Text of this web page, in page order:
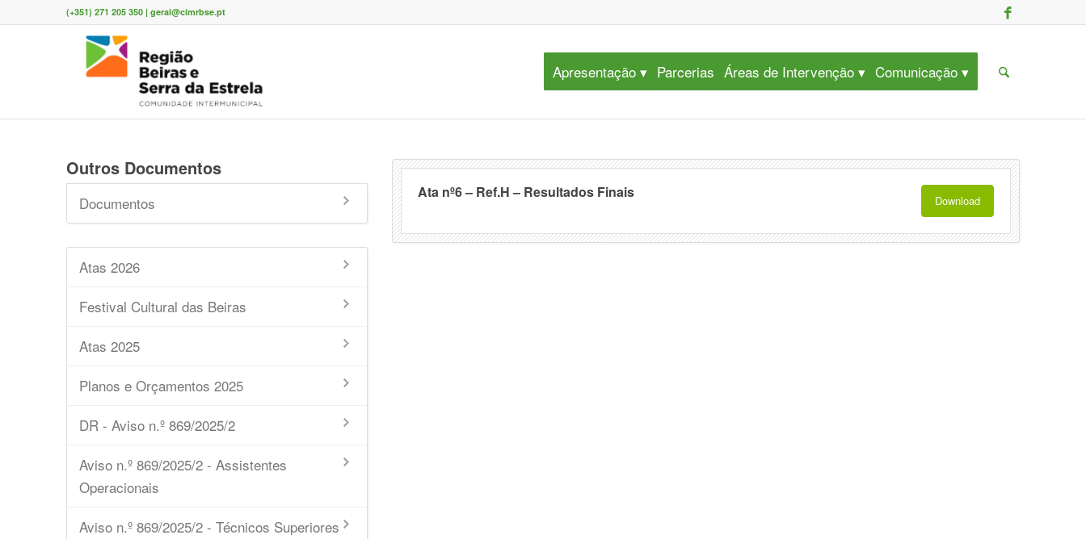
(+351) 271 205 350 | geral@cimrbse.pt
Apresentação Parcerias Áreas de Intervenção Comunicação
Outros Documentos
Documentos
Atas 2026
Festival Cultural das Beiras
Atas 2025
Planos e Orçamentos 2025
DR - Aviso n.º 869/2025/2
Aviso n.º 869/2025/2 - Assistentes
Operacionais
Aviso n.º 869/2025/2 - Técnicos Superiores
Ata nº6 – Ref.H – Resultados Finais Download